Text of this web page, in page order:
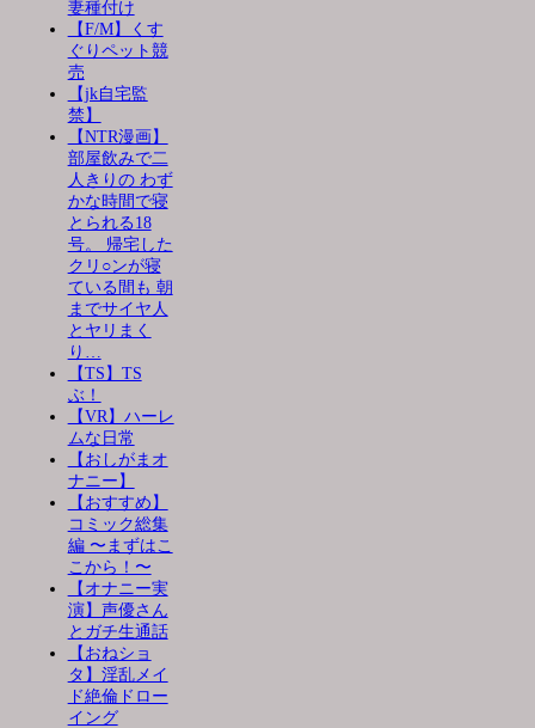
妻種付け
【F/M】くす
ぐりペット競
売
【jk自宅監
禁】
【NTR漫画】
部屋飲みで二
人きりの わず
かな時間で寝
とられる18
号。 帰宅した
クリ○ンが寝
ている間も 朝
までサイヤ人
とヤリまく
り…
【TS】TS
ぶ！
【VR】ハーレ
ムな日常
【おしがまオ
ナニー】
【おすすめ】
コミック総集
編 〜まずはこ
こから！〜
【オナニー実
演】声優さん
とガチ生通話
【おねショ
タ】淫乱メイ
ド絶倫ドロー
イング